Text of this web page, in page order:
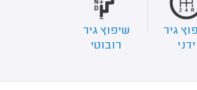
גיר
ידני
שיפוץ גיר
רובוטי